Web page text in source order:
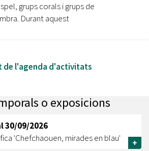
grups corals i grups de
Durant aquest
de l'agenda d'activitats
o exposicions
30/09/2026
'Chefchaouen, mirades en blau'
+